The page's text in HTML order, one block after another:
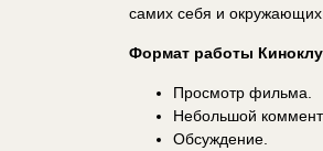
самих себя и окружающих.
Формат работы
Просмотр фильма.
Небольшой
Обсуждение.